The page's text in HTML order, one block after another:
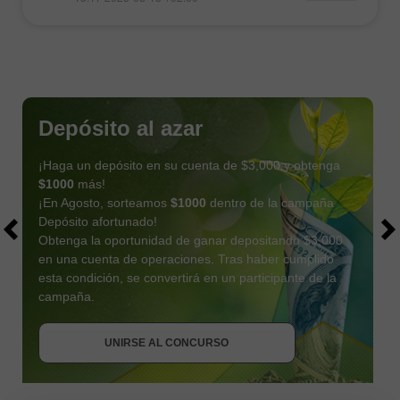
Depósito al azar
¡Haga un depósito en su cuenta de $3,000 y obtenga
$1000 más!
¡En Agosto, sorteamos $1000 dentro de la campaña
Depósito afortunado!
Obtenga la oportunidad de ganar depositando $3,000
en una cuenta de operaciones. Tras haber cumplido
esta condición, se convertirá en un participante de la
campaña.
UNIRSE AL CONCURSO